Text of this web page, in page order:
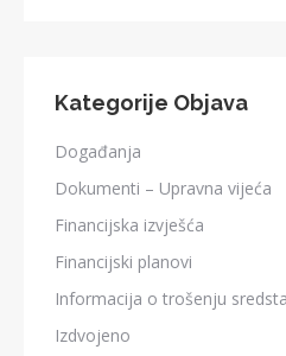
Kategorije Objava
Događanja
Dokumenti – Upravna vijeća
Financijska izvješća
Financijski planovi
Informacija o trošenju
Izdvojeno